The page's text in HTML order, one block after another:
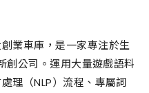
業車庫，是一家專注於生
創公司。運用大量遊戲語料
理（NLP）流程、專屬詞